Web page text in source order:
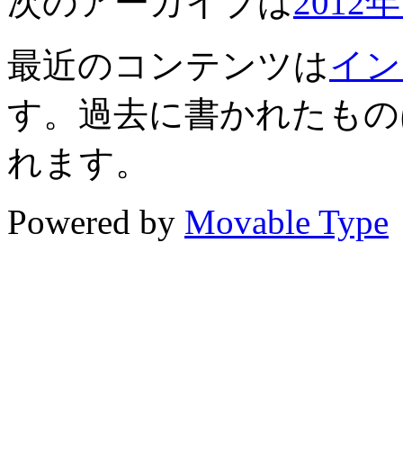
最近のコンテンツはイ
す。過去に書かれたも
れます。
Powered by Movable Type